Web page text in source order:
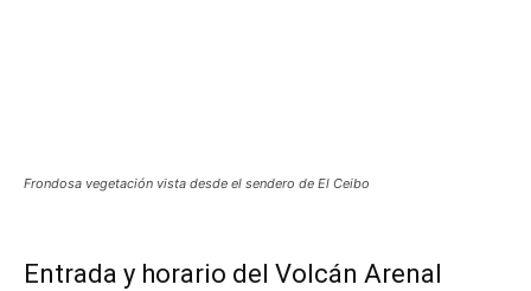
Frondosa vegetación vista desde el sendero de El Ceibo
Entrada y horario del Volcán Arenal